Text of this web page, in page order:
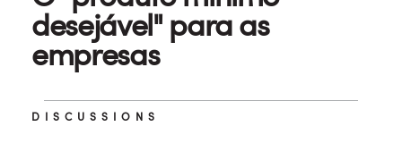
desejável" para as
empresas
DISCUSSIONS